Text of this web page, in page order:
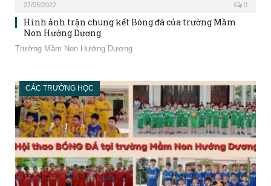
27/05/2022 0
Hình ảnh trận chung kết Bóng đá của trường Mầm
Non Hướng Dương
Trường Mầm Non Hướng Dương
CÁC TRƯỜNG HỌC